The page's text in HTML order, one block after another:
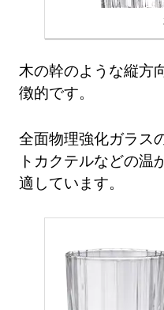
木の幹のような縦方
徴的です。
全面物理強化ガラス
トカクテルなどの温
適しています。